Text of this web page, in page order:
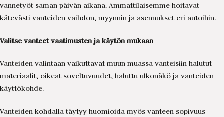
vannetyöt saman päivän aikana. Ammattilaisemme hoitavat
kätevästi vanteiden vaihdon, myynnin ja asennukset eri autoihin.
Valitse vanteet vaatimusten ja käytön mukaan
Vanteiden valintaan vaikuttavat muun muassa vanteisiin halutut
materiaalit, oikeat soveltuvuudet, haluttu ulkonäkö ja vanteiden
käyttökohde.
Vanteiden kohdalla täytyy huomioida myös vanteen sopivuus